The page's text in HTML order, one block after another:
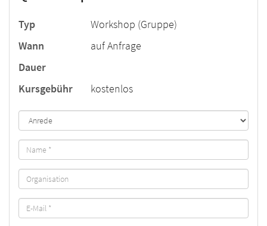
Typ
Workshop (Gruppe)
Wann
auf Anfrage
Dauer
Kursgebühr
kostenlos